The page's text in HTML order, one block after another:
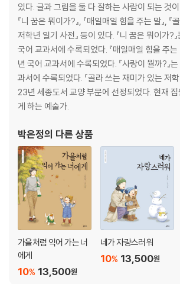
있다. 글과 그림을 둘 다 잘하는 사람이 되는 것
『니 꿈은 뭐이가?』, 『매일매일 힘을 주는 말』,
저학년 일기 사전』 등이 있다. 『니 꿈은 뭐이가?
국어 교과서에 수록되었다. 『매일매일 힘을 주
년 국어 교과서에 수록되었다. 『사랑이 뭘까?』
과서에 수록되었다. 『골라 쓰는 재미가 있는 저
23년 세종도서 교양 부문에 선정되었다. 현재
게 하는 예술가.
박은정의 다른 상품
가을처럼 익어 가는 너
에게
13,500원
10%
네가 자랑스러워
13,500원
10%